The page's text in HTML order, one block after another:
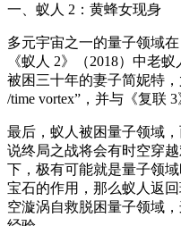
一、蚁人 2：黄蜂女现身
多元宇宙之一的量子领域
《蚁人 2》（2018）中老
被困三十年的妻子简妮特
/time vortex”，并与《复联
最后，蚁人被困量子领域
说终局之战将会有时空穿
下，极有可能就是量子领
宝石的作用，那么蚁人返
空漩涡自救脱困量子领域